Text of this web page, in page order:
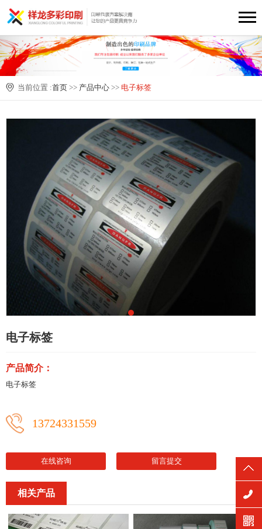
当前位置 :首页 >> 产品中心 >> 电子标签
电子标签
产品简介：
电子标签
13724331559
在线咨询 留言提交
相关产品